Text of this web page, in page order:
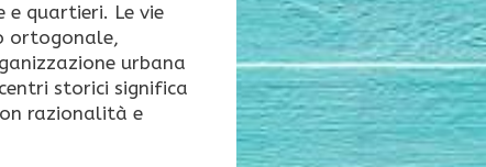
e quartieri. Le vie
ortogonale,
urbana
storici significa
razionalità e